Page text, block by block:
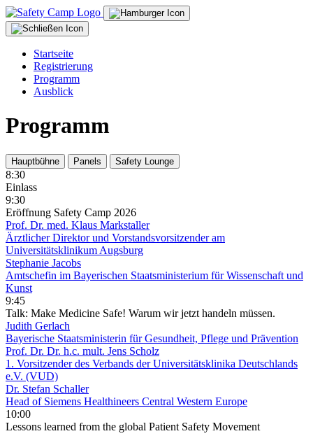
Startseite
Registrierung
Programm
Ausblick
Programm
Hauptbühne Panels Safety Lounge
8:30
Einlass
9:30
Eröffnung Safety Camp 2026
Prof. Dr. med. Klaus Markstaller
Ärztlicher Direktor und Vorstandsvorsitzender am
Universitätsklinikum Augsburg
Stephanie Jacobs
Amtschefin im Bayerischen Staatsministerium für Wissenschaft und
Kunst
9:45
Talk: Make Medicine Safe! Warum wir jetzt handeln müssen.
Judith Gerlach
Bayerische Staatsministerin für Gesundheit, Pflege und Prävention
Prof. Dr. Dr. h.c. mult. Jens Scholz
1. Vorsitzender des Verbands der Universitätsklinika Deutschlands
e.V. (VUD)
Dr. Stefan Schaller
Head of Siemens Healthineers Central Western Europe
10:00
Lessons learned from the global Patient Safety Movement